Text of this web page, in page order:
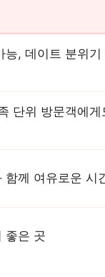
능, 데이트 분위기
단위 방문객에게
함께 여유로운 시
좋은 곳